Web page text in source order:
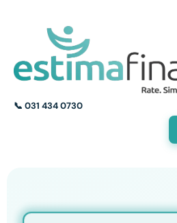
📞 031 434 0730